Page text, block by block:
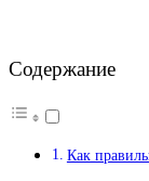
Содержание
Как